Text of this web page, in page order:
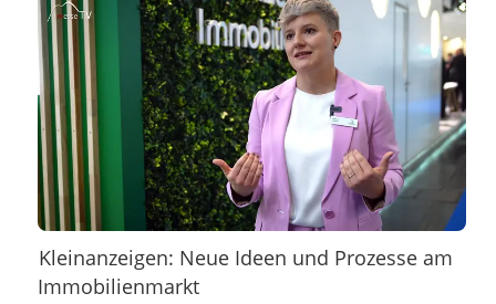
Kleinanzeigen: Neue Ideen und Prozesse am
Immobilienmarkt